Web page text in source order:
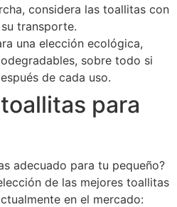
considera las toallitas con
transporte.
una elección ecológica,
sobre todo si
de cada uso.
para
adecuado para tu pequeño?
de las mejores toallitas
en el mercado: